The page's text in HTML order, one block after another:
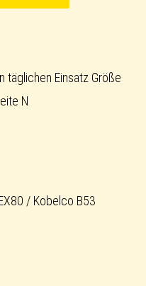
täglichen Einsatz Größe
N
/ Kobelco B53